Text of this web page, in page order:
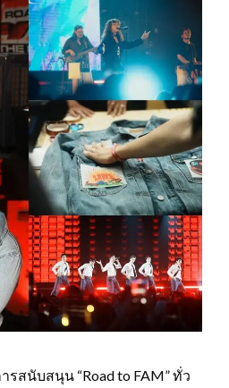
รสนับสนุน “Road to FAM” ทั่ว